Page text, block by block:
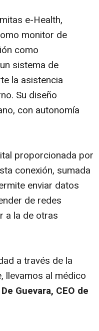
e-Health,
monitor de
como
sistema de
la asistencia
Su diseño
con autonomía
proporcionada por
conexión, sumada
enviar datos
de redes
a la de otras
a través de la
llevamos al médico
Guevara, CEO de